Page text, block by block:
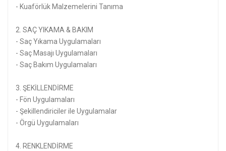
- Kuaförlük Malzemelerini Tanıma
2. SAÇ YIKAMA & BAKIM
- Saç Yıkama Uygulamaları
- Saç Masajı Uygulamaları
- Saç Bakım Uygulamaları
3. ŞEKİLLENDİRME
- Fön Uygulamaları
- Şekillendiriciler ile Uygulamalar
- Örgü Uygulamaları
4. RENKLENDİRME